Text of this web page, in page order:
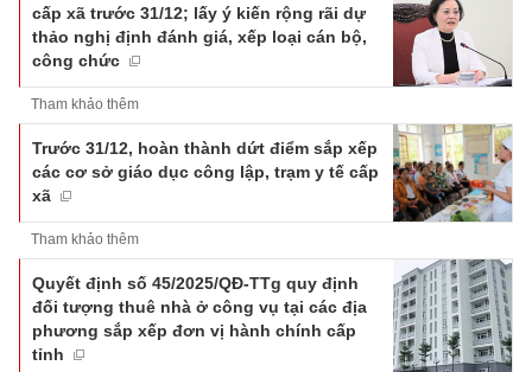
cấp xã trước 31/12; lấy ý kiến rộng rãi dự
thảo nghị định đánh giá, xếp loại cán bộ,
công chức
Tham khảo thêm
Trước 31/12, hoàn thành dứt điểm sắp xếp
các cơ sở giáo dục công lập, trạm y tế cấp
xã
Tham khảo thêm
Quyết định số 45/2025/QĐ-TTg quy định
đối tượng thuê nhà ở công vụ tại các địa
phương sắp xếp đơn vị hành chính cấp
tỉnh